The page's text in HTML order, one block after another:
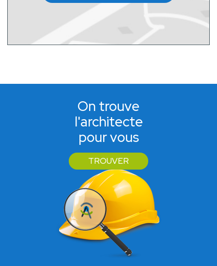
On trouve
l'architecte
pour vous
TROUVER